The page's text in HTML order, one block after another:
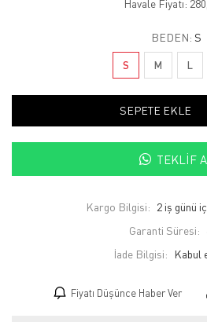
Havale Fiyatı:
BEDEN: S
S M L
SEPETE EKLE
TEKLIF
Kargo Bilgisi: 2 iş günü
Garanti Süresi:
İade Bilgisi:
Fiyatı Düşünce Haber Ver